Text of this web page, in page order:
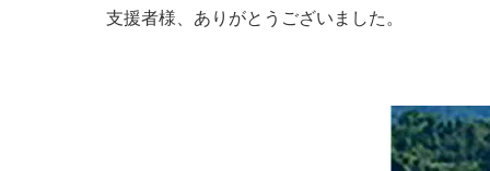
支援者様、ありがとうございました。